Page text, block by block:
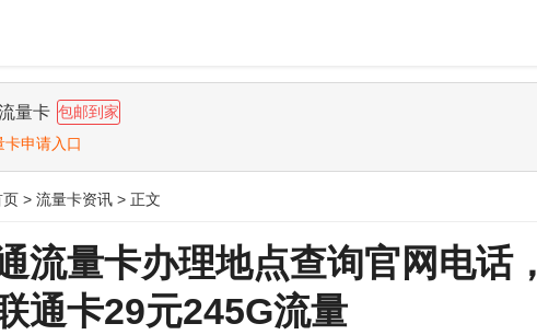
量卡 包邮到家
卡申请入口
页 > 流量卡资讯 > 正文
流量卡办理地点查询官网电话
通卡29元245G流量